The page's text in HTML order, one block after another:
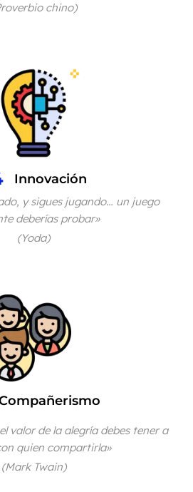
chino)
Innovación
y sigues jugando… un juego
deberías probar»
(Yoda)
valor de la alegría debes tener a
quien compartirla»
(Mark Twain)